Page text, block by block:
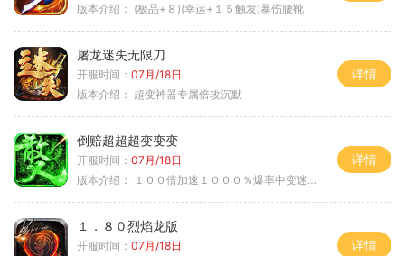
版本介绍： (极品+８)(幸运+１５触发)暴伤腰靴
屠龙迷失无限刀
开服时间： 07月/18日
版本介绍： 超变神器专属倍攻沉默
详情
倒赔超超超变变变
开服时间： 07月/18日
版本介绍：
１００倍加速１０００％爆率中变迷失单职
详情
１．８０烈焰龙版
开服时间： 07月/18日
详情